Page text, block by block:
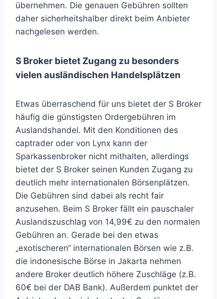
übernehmen. Die genauen Gebühren sollten
daher sicherheitshalber direkt beim Anbieter
nachgelesen werden.
S Broker bietet Zugang zu besonders
vielen ausländischen Handelsplätzen
Etwas überraschend für uns bietet der S Broker
häufig die günstigsten Ordergebühren im
Auslandshandel. Mit den Konditionen des
captrader oder von Lynx kann der
Sparkassenbroker nicht mithalten, allerdings
bietet der S Broker seinen Kunden Zugang zu
deutlich mehr internationalen Börsenplätzen.
Die Gebühren sind dabei als recht fair
anzusehen. Beim S Broker fällt ein pauschaler
Auslandszuschlag von 14,99€ zu den normalen
Gebühren an. Gerade bei den etwas
„exotischeren“ internationalen Börsen wie z.B.
die indonesische Börse in Jakarta nehmen
andere Broker deutlich höhere Zuschläge (z.B.
60€ bei der DAB Bank). Außerdem punktet der